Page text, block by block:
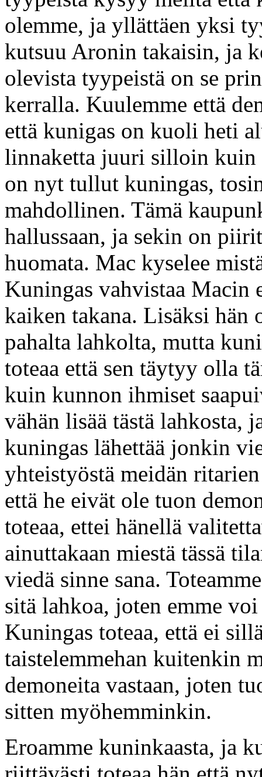
olemme, ja yllättäen yksi
kutsuu Aronin takaisin, ja
olevista tyypeistä on se
kerralla. Kuulemme että
että kunigas on kuoli heti
linnaketta juuri silloin kuin
on nyt tullut kuningas,
mahdollinen. Tämä
hallussaan, ja sekin on
huomata. Mac kyselee
Kuningas vahvistaa Macin
kaiken takana. Lisäksi hän
pahalta lahkolta, mutta
toteaa että sen täytyy olla
kuin kunnon ihmiset
vähän lisää tästä lahkosta,
kuningas lähettää jonkin
yhteistyöstä meidän
että he eivät ole tuon
toteaa, ettei hänellä
ainuttakaan miestä tässä
viedä sinne sana.
sitä lahkoa, joten emme
Kuningas toteaa, että ei
taistelemmehan kuitenkin
demoneita vastaan, joten
sitten myöhemminkin.
Eroamme kuninkaasta, ja